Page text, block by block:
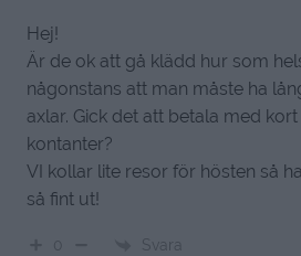
Hej!
Är de ok att gå klädd hur som
någonstans att man måste ha
axlar. Gick det att betala med
kontanter?
VI kollar lite resor för hösten så
så fint ut!
0 Svara